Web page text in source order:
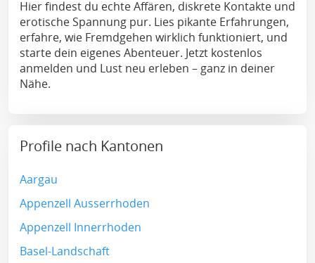
Hier findest du echte Affären, diskrete Kontakte und
erotische Spannung pur. Lies pikante Erfahrungen,
erfahre, wie Fremdgehen wirklich funktioniert, und
starte dein eigenes Abenteuer. Jetzt kostenlos
anmelden und Lust neu erleben – ganz in deiner
Nähe.
Profile nach Kantonen
Aargau
Appenzell Ausserrhoden
Appenzell Innerrhoden
Basel-Landschaft